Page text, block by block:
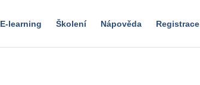
E-learning Školení Nápověda Registrace